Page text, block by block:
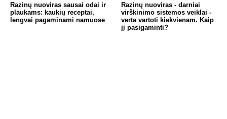
Razinų nuoviras sausai odai ir
plaukams: kaukių receptai,
lengvai pagaminami namuose
Razinų nuoviras - darniai
virškinimo sistemos veiklai -
verta vartoti kiekvienam. Kaip
jį pasigaminti?